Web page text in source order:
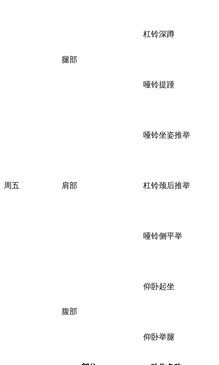
周五
腿部
杠铃深蹲
哑铃提踵
肩部
哑铃坐姿推举
杠铃颈后推举
哑铃侧平举
腹部
仰卧起坐
仰卧举腿